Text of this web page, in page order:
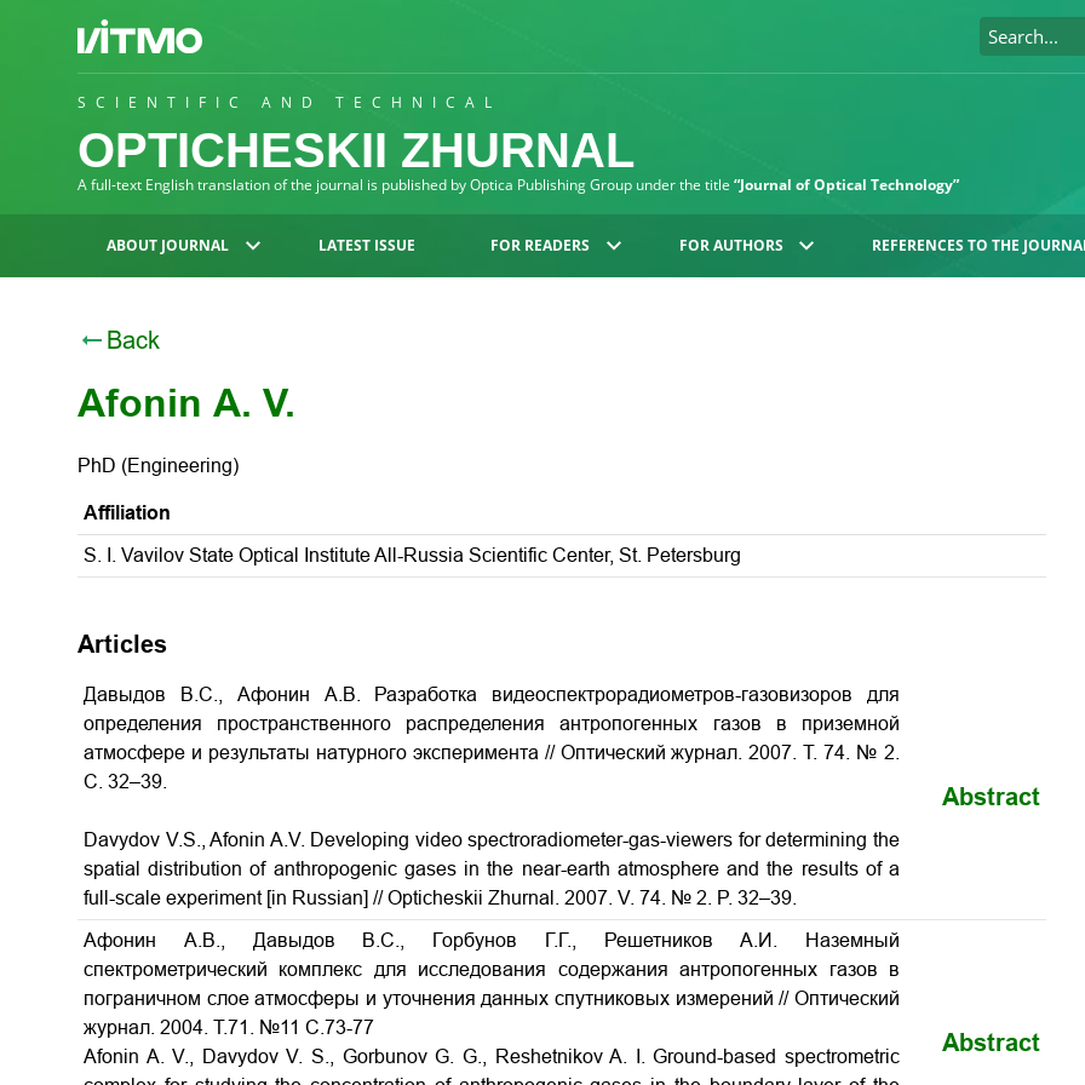
SCIENTIFIC AND TECHNICAL
OPTICHESKII ZHURNAL
A full-text English translation of the journal is published by Optica Publishing Group under the title “Journal of Optical Technology”
ABOUT JOURNAL LATEST ISSUE FOR READERS FOR AUTHORS REFERENCES TO THE
Back
Afonin А. V.
PhD (Engineering)
Affiliation
S. I. Vavilov State Optical Institute All-Russia Scientific Center, St. Petersburg
Articles
Давыдов В.С., Афонин А.В. Разработка видеоспектрорадиометров-газовизоров для
определения пространственного распределения антропогенных газов в приземной
атмосфере и результаты натурного эксперимента // Оптический журнал. 2007. Т. 74. № 2.
С. 32–39.
Davydov V.S., Afonin A.V. Developing video spectroradiometer-gas-viewers for determining the
spatial distribution of anthropogenic gases in the near-earth atmosphere and the results of a
full-scale experiment [in Russian] // Opticheskii Zhurnal. 2007. V. 74. № 2. P. 32–39.
Abstract
Афонин А.В., Давыдов В.С., Горбунов Г.Г., Решетников А.И. Наземный
спектрометрический комплекс для исследования содержания антропогенных газов в
пограничном слое атмосферы и уточнения данных спутниковых измерений // Оптический
журнал. 2004. Т.71. №11 С.73-77
Afonin A. V., Davydov V. S., Gorbunov G. G., Reshetnikov A. I. Ground-based spectrometric
Abstract